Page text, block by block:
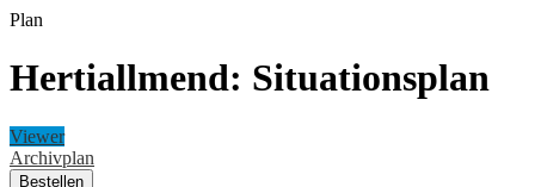
Plan
Hertiallmend: Situationsplan
Viewer
Archivplan
Bestellen